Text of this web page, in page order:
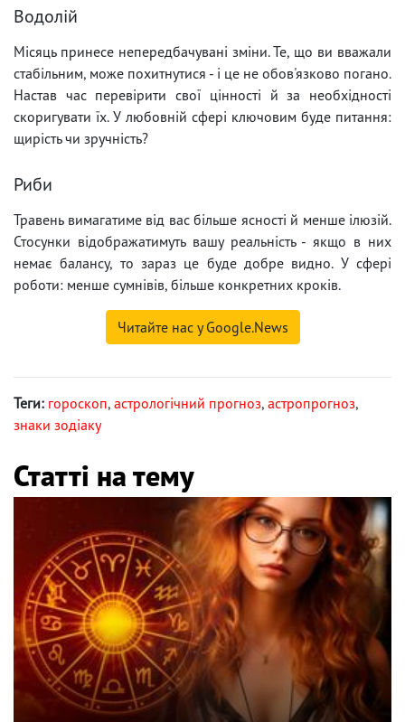
Водолій
Місяць принесе непередбачувані зміни. Те, що ви вважали
стабільним, може похитнутися - і це не обов'язково погано.
Настав час перевірити свої цінності й за необхідності
скоригувати їх. У любовній сфері ключовим буде питання:
щирість чи зручність?
Риби
Травень вимагатиме від вас більше ясності й менше ілюзій.
Стосунки відображатимуть вашу реальність - якщо в них
немає балансу, то зараз це буде добре видно. У сфері
роботи: менше сумнівів, більше конкретних кроків.
Читайте нас у Google.News
Теги: гороскоп, астрологічний прогноз, астропрогноз,
знаки зодіаку
Статті на тему